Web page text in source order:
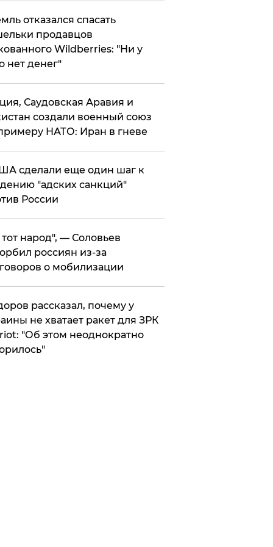
отказался спасать
продавцов
Wildberries: "Ни у
нет денег"
Саудовская Аравия и
создали военный союз
НАТО: Иран в гневе
сделали еще один шаг к
"адских санкций"
России
народ", — Соловьев
россиян из-за
о мобилизации
рассказал, почему у
не хватает ракет для ЗРК
"Об этом неоднократно